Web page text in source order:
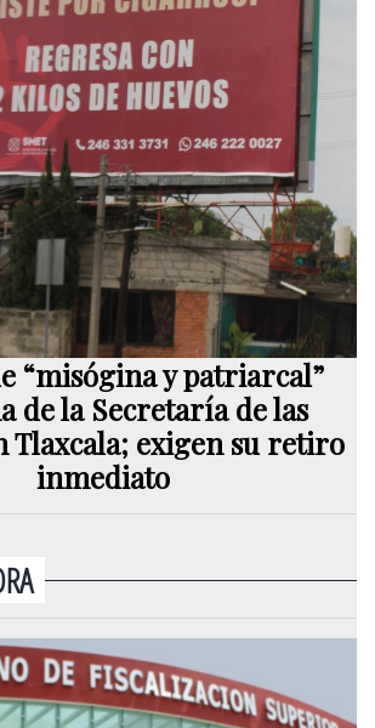
“misógina y patriarcal”
de la Secretaría de las
Tlaxcala; exigen su retiro
inmediato